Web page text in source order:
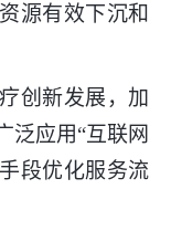
源有效下沉和
创新发展，加
泛应用“互联网
段优化服务流